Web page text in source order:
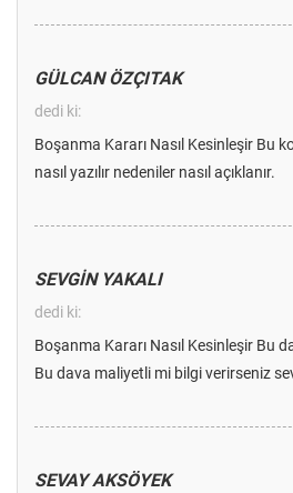
GÜLCAN ÖZÇITAK
dedi ki:
Boşanma Kararı Nasıl Kesinleşir Bu
nasıl yazılır nedeniler nasıl açıklanır.
SEVGİN YAKALI
dedi ki:
Boşanma Kararı Nasıl Kesinleşir Bu
Bu dava maliyetli mi bilgi verirseniz
SEVAY AKSÖYEK